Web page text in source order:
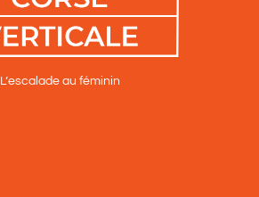
L’escalade au féminin